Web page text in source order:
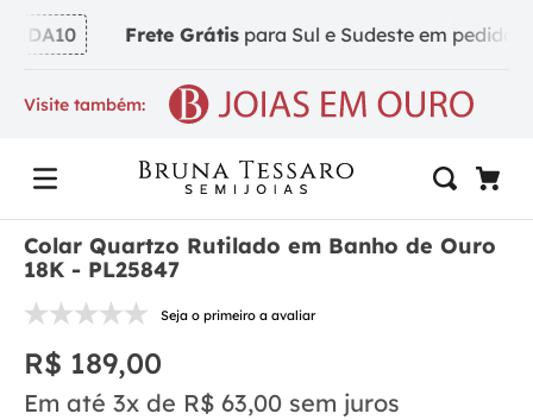
Frete Grátispara Sul e Sudeste em pedidos a
Visite também:
Colar Quartzo Rutilado em Banho de Ouro
18K - PL25847
Seja o primeiro a avaliar
R$ 189,00
Em até 3x de R$ 63,00 sem juros